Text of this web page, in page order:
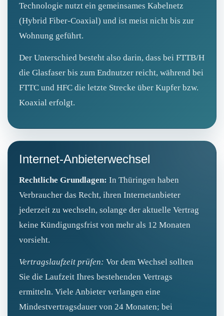
Technologie nutzt ein gemeinsames Kabelnetz
(Hybrid Fiber-Coaxial) und ist meist nicht bis zur
Wohnung geführt.
Der Unterschied besteht also darin, dass bei FTTB/H
die Glasfaser bis zum Endnutzer reicht, während bei
FTTC und HFC die letzte Strecke über Kupfer bzw.
Koaxial erfolgt.
Internet-Anbieterwechsel
Rechtliche Grundlagen: In Thüringen haben
Verbraucher das Recht, ihren Internetanbieter
jederzeit zu wechseln, solange der aktuelle Vertrag
keine Kündigungsfrist von mehr als 12 Monaten
vorsieht.
Vertragslaufzeit prüfen: Vor dem Wechsel sollten
Sie die Laufzeit Ihres bestehenden Vertrags
ermitteln. Viele Anbieter verlangen eine
Mindestvertragsdauer von 24 Monaten; bei